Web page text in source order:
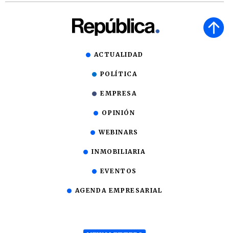
ACTUALIDAD
POLÍTICA
EMPRESA
OPINIÓN
WEBINARS
INMOBILIARIA
EVENTOS
AGENDA EMPRESARIAL